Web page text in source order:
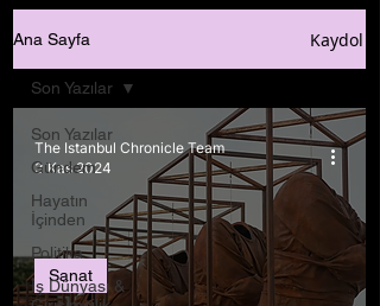
Ana Sayfa Kaydol
Son Yazılar
Gündem
Hayatın
İçinden
Politika
İş Dünyası &
Son Yazılar
Sanat
The Istanbul Chronicle Team
3 Kas 2024